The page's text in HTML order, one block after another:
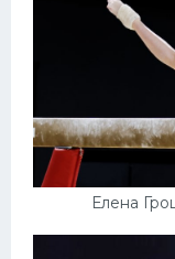
Елена